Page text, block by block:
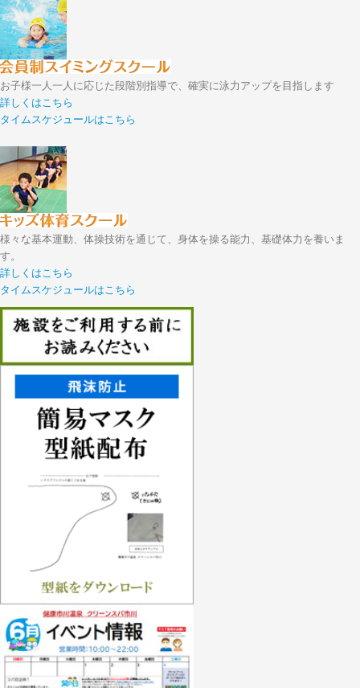
お子様一人一人に応じた段階別指導で、確実に泳力アップを目指します
詳しくはこちら
タイムスケジュールはこちら
様々な基本運動、体操技術を通じて、身体を操る能力、基礎体力を養いま
す。
詳しくはこちら
タイムスケジュールはこちら